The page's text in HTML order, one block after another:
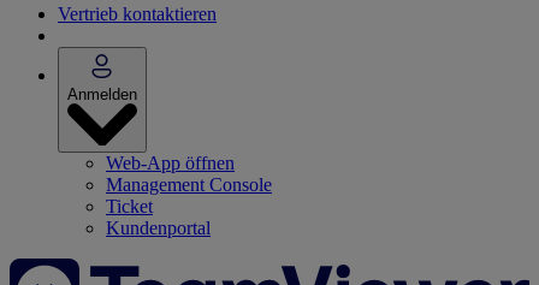
Vertrieb kontaktieren
Anmelden
Web-App öffnen
Management Console
Ticket
Kundenportal